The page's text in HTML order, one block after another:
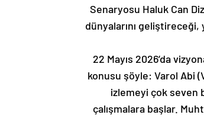
Senaryosu Haluk Can
dünyalarını
22 Mayıs 2026’da
konusu şöyle: Varol Abi
izlemeyi çok seven
çalışmalara başlar.